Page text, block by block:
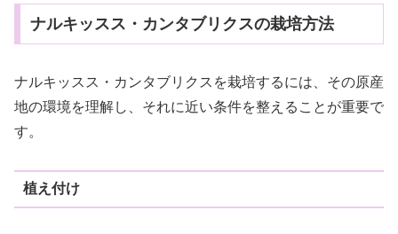
ナルキッスス・カンタブリクスの栽培方法
ナルキッスス・カンタブリクスを栽培するには、その原産
地の環境を理解し、それに近い条件を整えることが重要で
す。
植え付け